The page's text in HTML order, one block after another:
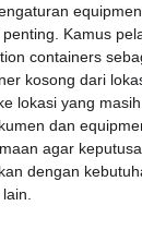
Kamus
containers
kosong dari
lokasi yang
dan
agar
dengan